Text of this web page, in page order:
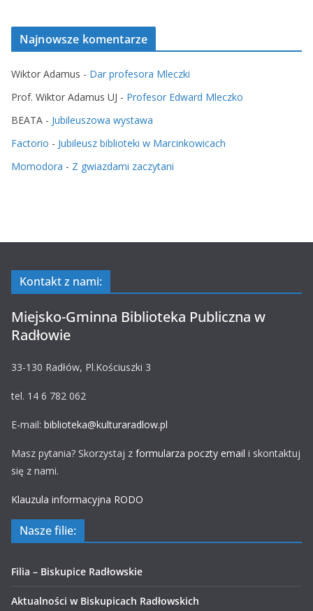
Najnowsze komentarze
Wiktor Adamus - Dar profesora Mleczki
Prof. Wiktor Adamus UJ - Profesor Edward Mleczko
BEATA - Jubileuszowa wystawa
Factorio - Jubileusz biblioteki w Marcinkowicach
Momodora - Z gwiazdami zaczytani
Kontakt z nami:
Miejsko-Gminna Biblioteka Publiczna w
Radłowie
33-130 Radłów, Pl.Kościuszki 3
tel. 14 6 782 062
E-mail: biblioteka@kulturaradlow.pl
Masz pytania? Skorzystaj z formularza poczty email i skontaktuj
się z nami.
Klauzula informacyjna RODO
Nasze filie:
Filia – Biskupice Radłowskie
Aktualności w Biskupicach Radłowskich